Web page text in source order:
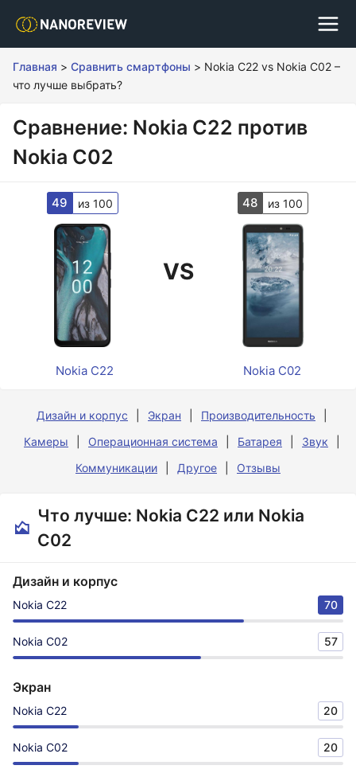
Главная > Сравнить смартфоны > Nokia C22 vs Nokia C02 –
что лучше выбрать?
Сравнение: Nokia C22 против
Nokia C02
49 из 100
VS
48 из 100
Nokia C22 Nokia C02
Дизайн и корпус Экран
Производительность
Камеры
Операционная система Батарея
Звук
Коммуникации
Другое Отзывы
Что лучше: Nokia C22 или Nokia
C02
Дизайн и корпус
Nokia C22 70
Nokia C02 57
Экран
Nokia C22 20
Nokia C02 20